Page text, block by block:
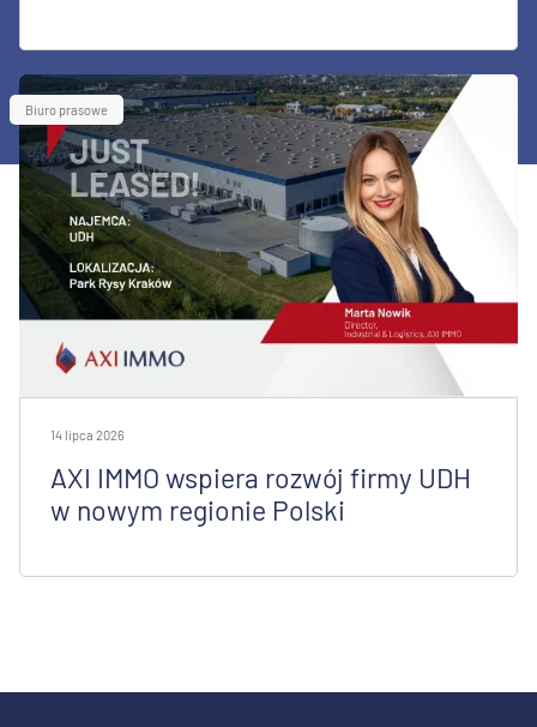
Biuro prasowe
14 lipca 2026
AXI IMMO wspiera rozwój firmy UDH
w nowym regionie Polski